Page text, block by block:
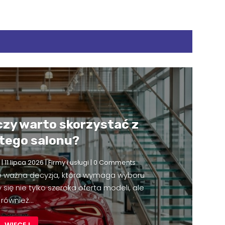
warto skorzystać z
salonu?
|11 lipca 2026|Firmy i usługi | 0 Comments
decyzja, która wymaga wyboru
nie tylko szeroka oferta modeli, ale
również...